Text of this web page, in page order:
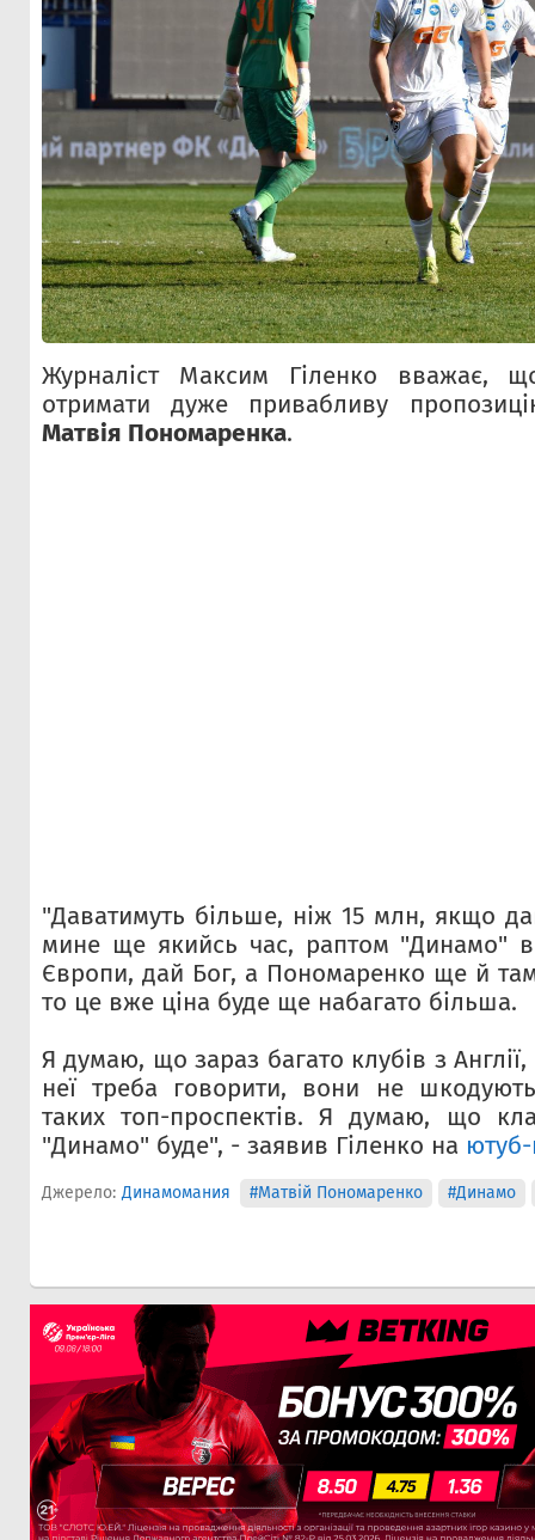
Журналіст Максим Гіленко вважає,
отримати дуже привабливу
Матвія Пономаренка.
"Даватимуть більше, ніж 15 млн, якщо
мине ще якийсь час, раптом "Динамо"
Європи, дай Бог, а Пономаренко ще й
то це вже ціна буде ще набагато більша.
Я думаю, що зараз багато клубів з
неї треба говорити, вони не
таких топ-проспектів. Я думаю, що
"Динамо" буде", - заявив Гіленко на ютуб-
Джерело: Динамомания #Матвій Пономаренко #Динамо